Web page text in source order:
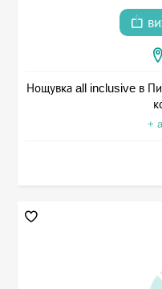
Нощувка all inclusive в
+